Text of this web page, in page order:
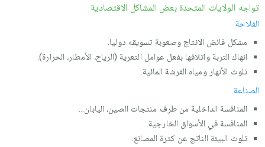
تواجه الولايات المتحدة بعض المشاكل الاقتصادية
الفلاحة
مشكل فائض الانتاج وصعوبة تسويقه دوليا.
انهاك التربة واتلافها بفعل عوامل التعرية (الرياح، الأمطار، الحرارة).
تلوث الأنهار ومياه الفرشة المائية.
الصناعة
المنافسة الداخلية من طرف منتجات الصين، اليابان...
المنافسة في الأسواق الخارجية.
تلوث البيئة الناتج عن كثرة المصانع.